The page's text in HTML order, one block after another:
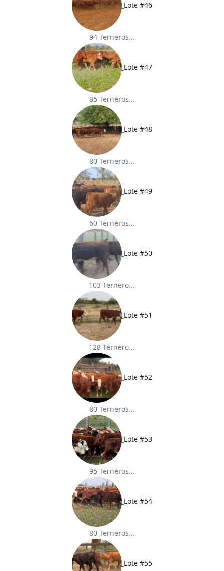
Lote #46
94 Terneros...
Lote #47
85 Terneros...
Lote #48
80 Terneros...
Lote #49
60 Terneros...
Lote #50
103 Ternero...
Lote #51
128 Ternero...
Lote #52
80 Terneros...
Lote #53
95 Terneros...
Lote #54
80 Terneros...
Lote #55